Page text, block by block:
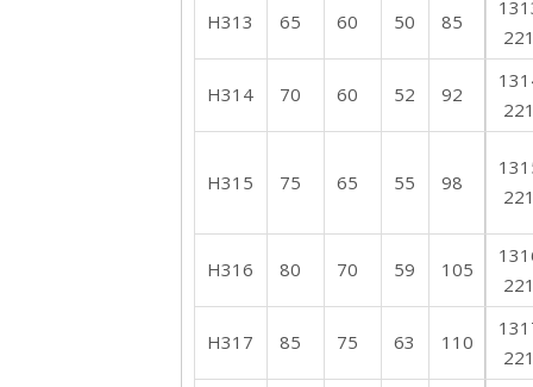
H313 65 60 50 85
H314 70 60 52 92
H315 75 65 55 98
H316 80 70 59 105
H317 85 75 63 110